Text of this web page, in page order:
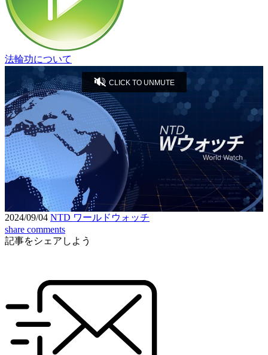
法輪功について
Unmute
Loaded
6.22%
Settings
seconds
Seek
10
seconds
CLICK TO UNMUTE
2024/09/04 NTD ワールドウォッチ
share comments
記事をシェアしよう